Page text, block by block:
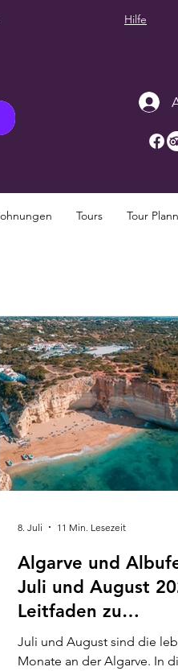
Hilfe
Tours Tour
Algarve und
Juli und August
Leitfaden zu
Veranstaltungen
Juli und August sind die
Monate an der Algarve. In
8. Juli 11 Min. Lesezeit